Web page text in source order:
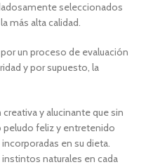
seleccionados
más alta calidad.
un proceso de evaluación
y por supuesto, la
y alucinante que sin
peludo feliz y entretenido
en su dieta.
naturales en cada